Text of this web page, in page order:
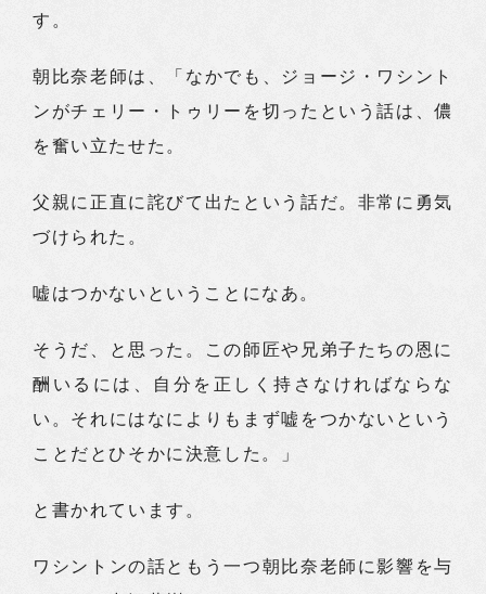
す。
朝比奈老師は、「なかでも、ジョージ・ワシント
ンがチェリー・トゥリーを切ったという話は、儂
を奮い立たせた。
父親に正直に詫びて出たという話だ。非常に勇気
づけられた。
嘘はつかないということになあ。
そうだ、と思った。この師匠や兄弟子たちの恩に
酬いるには、自分を正しく持さなければならな
い。それにはなによりもまず嘘をつかないという
ことだとひそかに決意した。」
と書かれています。
ワシントンの話ともう一つ朝比奈老師に影響を与